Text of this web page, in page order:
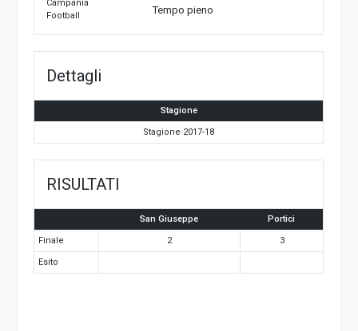
Tempo pieno
Dettagli
Stagione
Stagione 2017-18
RISULTATI
San Giuseppe Portici
Finale 2 3
Esito